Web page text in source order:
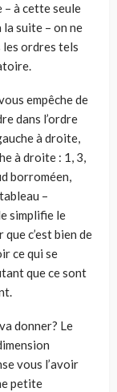
– à cette seule
la suite – on ne
ordres tels
empêche de
dans l’ordre
à droite,
à droite : 1, 3,
bor­roméen,
–
simplifie le
c’est bien de
ce qui se
que ce sont
donner? Le
vous l’avoir
petite